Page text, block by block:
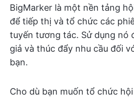
BigMarker là một nền tảng
để tiếp thị và tổ chức các
tuyến tương tác. Sử dụng nó
giả và thúc đẩy nhu cầu đối
bạn.
Cho dù bạn muốn tổ chức